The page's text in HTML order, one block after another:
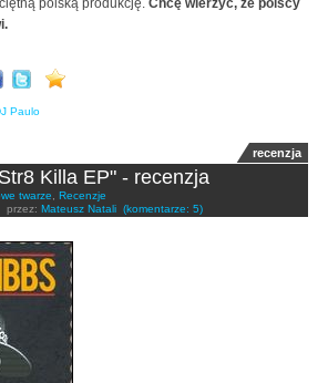
Paulo
recenzja
Killa EP" - recenzja
twarze
Recenzje
przez: Mateusz Natali (komentarze: 5)